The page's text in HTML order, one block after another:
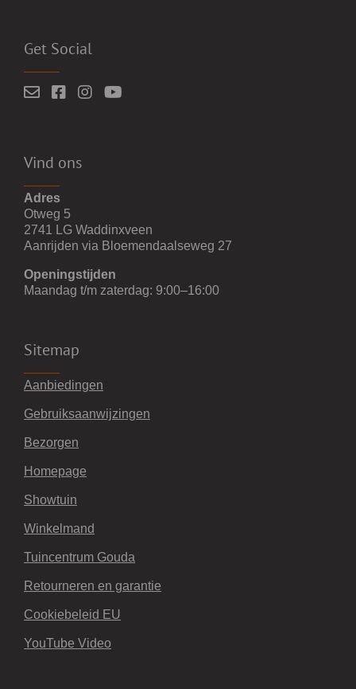
Get Social
Vind ons
Adres
Otweg 5
2741 LG Waddinxveen
Aanrijden via Bloemendaalseweg 27
Openingstijden
Maandag t/m zaterdag: 9:00–16:00
Sitemap
Aanbiedingen
Gebruiksaanwijzingen
Bezorgen
Homepage
Showtuin
Winkelmand
Tuincentrum Gouda
Retourneren en garantie
Cookiebeleid EU
YouTube Video